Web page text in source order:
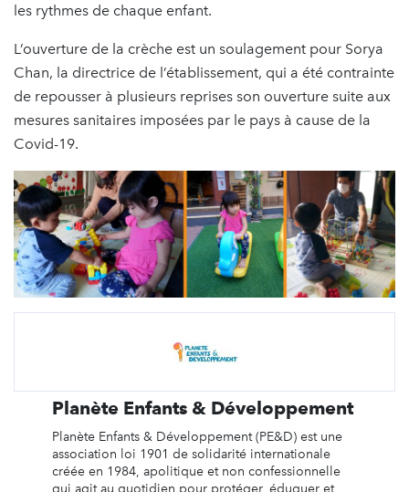
les rythmes de chaque enfant.
L’ouverture de la crèche est un soulagement pour Sorya
Chan, la directrice de l’établissement, qui a été contrainte
de repousser à plusieurs reprises son ouverture suite aux
mesures sanitaires imposées par le pays à cause de la
Covid-19.
Planète Enfants & Développement
Planète Enfants & Développement (PE&D) est une
association loi 1901 de solidarité internationale
créée en 1984, apolitique et non confessionnelle
qui agit au quotidien pour protéger, éduquer et